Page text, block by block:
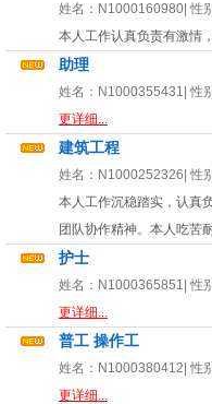
姓名： N1000160980 | 性
本人工作认真负责有激情
助理
姓名： N1000355431 | 性
更详细...
建筑工程
姓名： N1000252326 | 性
本人工作沉稳踏实，认真
团队协作精神。本人吃苦
护士
姓名： N1000365851 | 性
更详细...
普工 操作工
姓名： N1000380412 | 性
更详细...